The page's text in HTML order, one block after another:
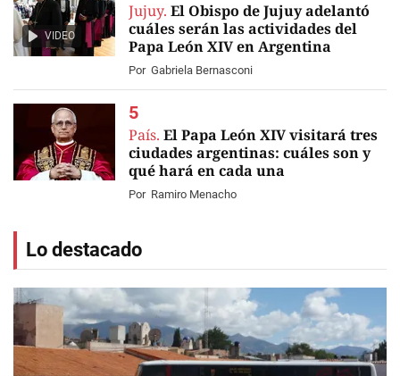
VIDEO
Jujuy. El Obispo de Jujuy adelantó
cuáles serán las actividades del
Papa León XIV en Argentina
Por Gabriela Bernasconi
País. El Papa León XIV visitará tres
ciudades argentinas: cuáles son y
qué hará en cada una
Por Ramiro Menacho
Lo destacado